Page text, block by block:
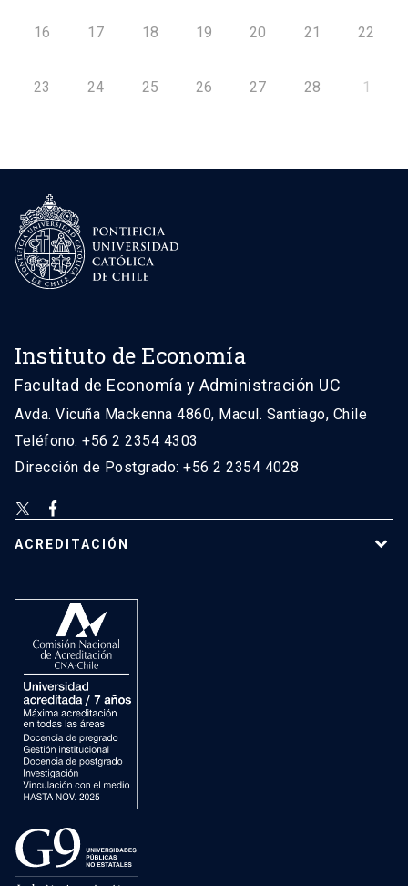
16 17 18 19 20 21 22
23 24 25 26 27 28 1
Instituto de Economía
Facultad de Economía y Administración UC
Avda. Vicuña Mackenna 4860, Macul. Santiago, Chile
Teléfono: +56 2 2354 4303
Dirección de Postgrado: +56 2 2354 4028
ACREDITACIÓN